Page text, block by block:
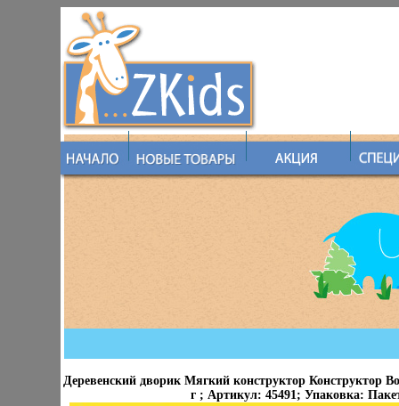
Деревенский дворик Мягкий конструктор Конструктор
г ; Артикул: 45491; Упаковка: